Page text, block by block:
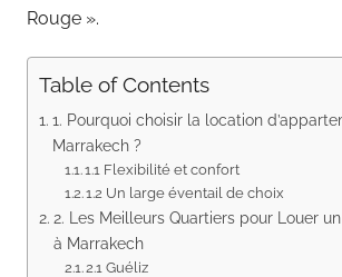
Rouge ».
Table of Contents
1. Pourquoi choisir la location
Marrakech ?
1.1 Flexibilité et confort
1.2 Un large éventail de choix
2. Les Meilleurs Quartiers pour Louer
à Marrakech
2.1 Guéliz